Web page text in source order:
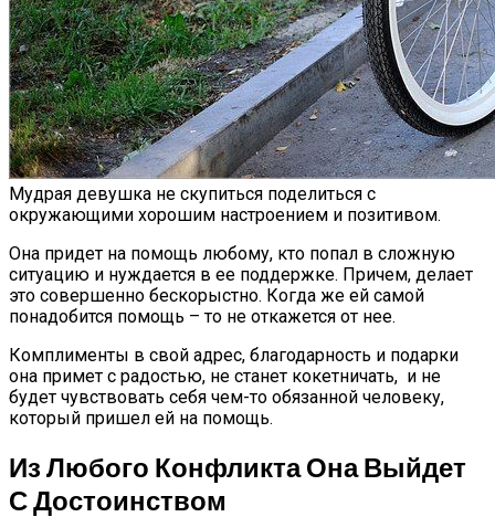
Мудрая девушка не скупиться поделиться с
окружающими хорошим настроением и позитивом.
Она придет на помощь любому, кто попал в сложную
ситуацию и нуждается в ее поддержке. Причем, делает
это совершенно бескорыстно. Когда же ей самой
понадобится помощь – то не откажется от нее.
Комплименты в свой адрес, благодарность и подарки
она примет с радостью, не станет кокетничать, и не
будет чувствовать себя чем-то обязанной человеку,
который пришел ей на помощь.
Из Любого Конфликта Она Выйдет
С Достоинством